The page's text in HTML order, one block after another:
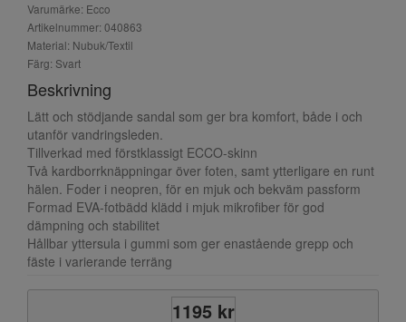
Varumärke: Ecco
Artikelnummer: 040863
Material: Nubuk/Textil
Färg: Svart
Beskrivning
Lätt och stödjande sandal som ger bra komfort, både i och
utanför vandringsleden.
Tillverkad med förstklassigt ECCO-skinn
Två kardborrknäppningar över foten, samt ytterligare en runt
hälen. Foder i neopren, för en mjuk och bekväm passform
Formad EVA-fotbädd klädd i mjuk mikrofiber för god
dämpning och stabilitet
Hållbar yttersula i gummi som ger enastående grepp och
fäste i varierande terräng
1195 kr